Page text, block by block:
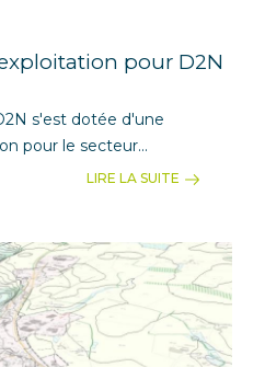
pour D2N
s'est dotée d'une
pour le secteur...
LIRE LA SUITE